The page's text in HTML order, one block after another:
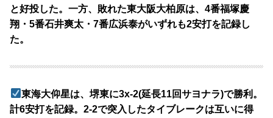
と好投した。一方、敗れた東大阪大柏原は、4番福塚慶
翔・5番石井爽太・7番広浜泰がいずれも2安打を記録し
た。
東海大仰星は、堺東に3x-2(延長11回サヨナラ)で勝利。
計6安打を記録。2-2で突入したタイブレークは互いに得